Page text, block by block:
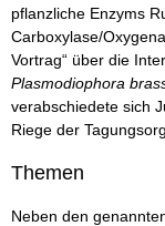
pflanzliche Enzyms
Carboxylase/
Vortrag“ über die
Plasmodiophora
verabschiedete sich
Riege der
Themen
Neben den